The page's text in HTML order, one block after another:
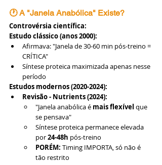
🕐 A "Janela Anabólica" Existe?
Controvérsia científica:
Estudo clássico (anos 2000):
Afirmava: "Janela de 30-60 min pós-treino =
CRÍTICA"
Síntese proteica maximizada apenas nesse
período
Estudos modernos (2020-2024):
Revisão - Nutrients (2024):
"Janela anabólica é mais flexível que
se pensava"
Síntese proteica permanece elevada
por 24-48h pós-treino
PORÉM: Timing IMPORTA, só não é
tão restrito